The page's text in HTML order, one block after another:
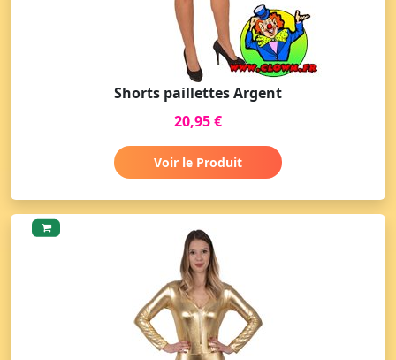
Shorts paillettes Argent
20,95 €
Voir le Produit